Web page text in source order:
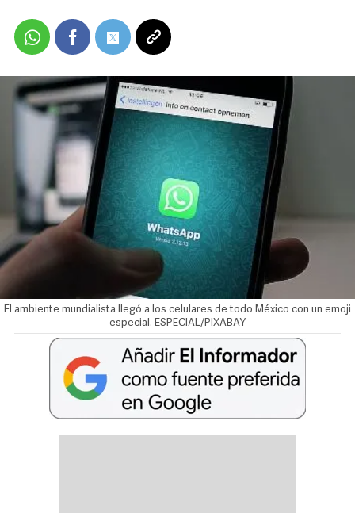
El ambiente mundialista llegó a los celulares de todo México con un emoji
especial. ESPECIAL/PIXABAY